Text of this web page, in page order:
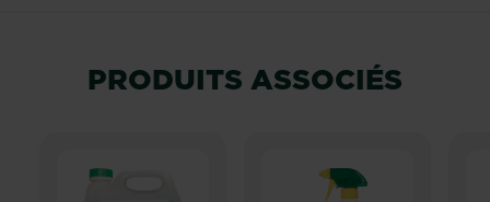
PRODUITS ASSOCIÉS